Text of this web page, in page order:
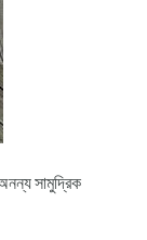
সামুদ্রিক